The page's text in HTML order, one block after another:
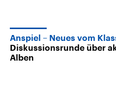
Anspiel – Neues vom
Diskussionsrunde über
Alben